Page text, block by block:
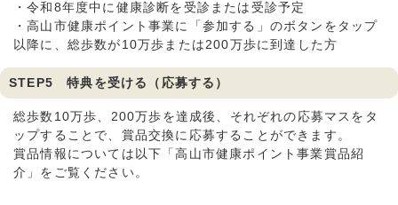
・令和8年度中に健康診断を受診または受診予定
・高山市健康ポイント事業に「参加する」のボタンをタップ
以降に、総歩数が10万歩または200万歩に到達した方
STEP5 特典を受ける（応募する）
総歩数10万歩、200万歩を達成後、それぞれの応募マスをタ
ップすることで、賞品交換に応募することができます。
賞品情報については以下「高山市健康ポイント事業賞品紹
介」をご覧ください。